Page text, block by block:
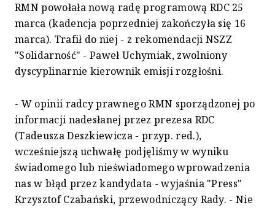
RMN powołała nową radę programową RDC 25
marca (kadencja poprzedniej zakończyła się 16
marca). Trafił do niej - z rekomendacji NSZZ
"Solidarność" - Paweł Uchymiak, zwolniony
dyscyplinarnie kierownik emisji rozgłośni.
- W opinii radcy prawnego RMN sporządzonej po
informacji nadesłanej przez prezesa RDC
(Tadeusza Deszkiewicza - przyp. red.),
wcześniejszą uchwałę podjęliśmy w wyniku
świadomego lub nieświadomego wprowadzenia
nas w błąd przez kandydata - wyjaśnia "Press"
Krzysztof Czabański, przewodniczący Rady. - Nie